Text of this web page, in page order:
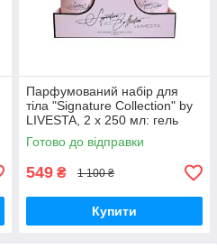
Парфумований набір для
тіла "Signature Collection" by
LIVESTA, 2 х 250 мл: гель
для душу та крем для тіла
(аромат Імператриці)
Готово до відправки
549 ₴ 1 100 ₴
Купити